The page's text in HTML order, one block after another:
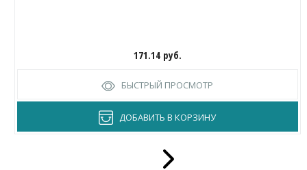
171.14 руб.
БЫСТРЫЙ ПРОСМОТР
ДОБАВИТЬ В КОРЗИНУ